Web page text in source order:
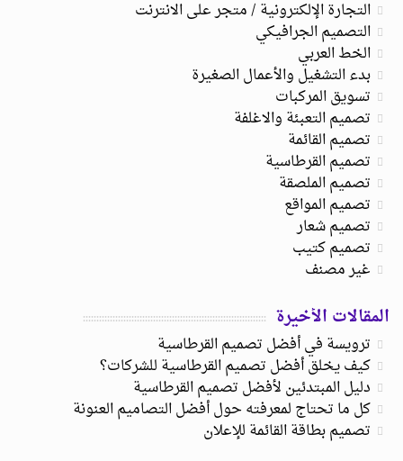
التجارة الإلكترونية / متجر على الانترنت
التصميم الجرافيكي
الخط العربي
بدء التشغيل والأعمال الصغيرة
تسويق المركبات
تصميم التعبئة والاغلفة
تصميم القائمة
تصميم القرطاسية
تصميم الملصقة
تصميم المواقع
تصميم شعار
تصميم كتيب
غير مصنف
المقالات الأخيرة
ترويسة في أفضل تصميم القرطاسية
كيف يخلق أفضل تصميم القرطاسية للشركات؟
دليل المبتدئين لأفضل تصميم القرطاسية
كل ما تحتاج لمعرفته حول أفضل التصاميم العنونة
تصميم بطاقة القائمة للإعلان